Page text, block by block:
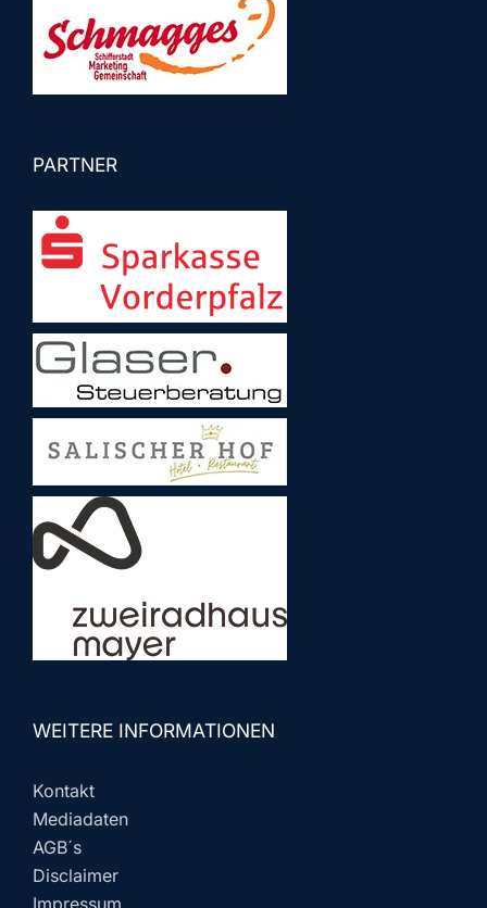
PARTNER
WEITERE INFORMATIONEN
Kontakt
Mediadaten
AGB´s
Disclaimer
Impressum